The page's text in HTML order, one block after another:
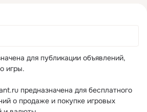
для публикации объявлений,
игры.
предназначена для бесплатного
о продаже и покупке игровых